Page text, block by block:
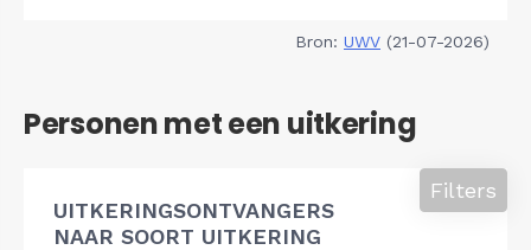
Bron: UWV (21-07-2026)
Personen met een uitkering
UITKERINGSONTVANGERS
NAAR SOORT UITKERING
Filters